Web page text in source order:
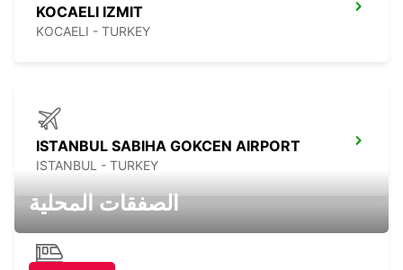
KOCAELI IZMIT
KOCAELI - TURKEY
ISTANBUL SABIHA GOKCEN AIRPORT
ISTANBUL - TURKEY
الصفقات المحلية